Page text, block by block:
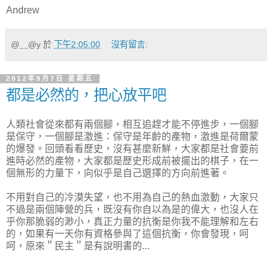
Andrew
@＿@y 於 下午2:05:00 沒有留言:
2012年9月7日 星期五
都是必然的，把心放平吧
人類社會從來都有兩個腳，相互追趕才能不停進步，一個腳
是保守，一個腳是激進：保守是年齡的產物，激進是荷爾蒙
的爆發。回頭看看歷史，沒有甚麼新鮮，大家都是社會要前
進時必然的產物，大家都是歷史形成前被擺出的棋子，在一
個無形的力量下，向似乎是自己選擇的方向前進著。
不用對自己的冷漠失望，也不用為自己的熱血激動，大家只
不過是兩個陣營的兵，既沒有你自以為是的偉大，也沒人在
乎你那脆弱的渺小，真正力量的抗衡是你我不能理解和左右
的，如果有一天你有資格參與了這個抗衡，你會發現，呵
呵，原來＂民主＂是有說明書的...